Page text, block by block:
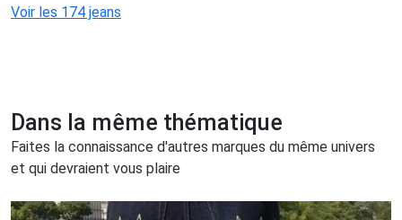
Voir les 174 jeans
Dans la même thématique
Faites la connaissance d'autres marques du même univers
et qui devraient vous plaire